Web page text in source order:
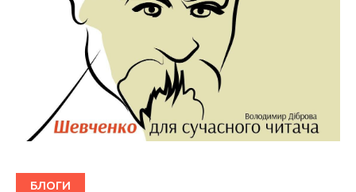
БЛОГИ